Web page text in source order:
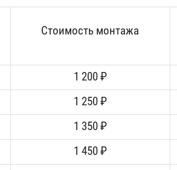
Стоимость монтажа
1 200 ₽
1 250 ₽
1 350 ₽
1 450 ₽